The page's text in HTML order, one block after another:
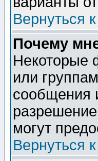
Вернуться
Почему
Некоторые
или
сообщения
могут
Вернуться